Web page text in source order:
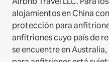
alojamientos en China
protección para
anfitriones cuyo país de
se encuentre en